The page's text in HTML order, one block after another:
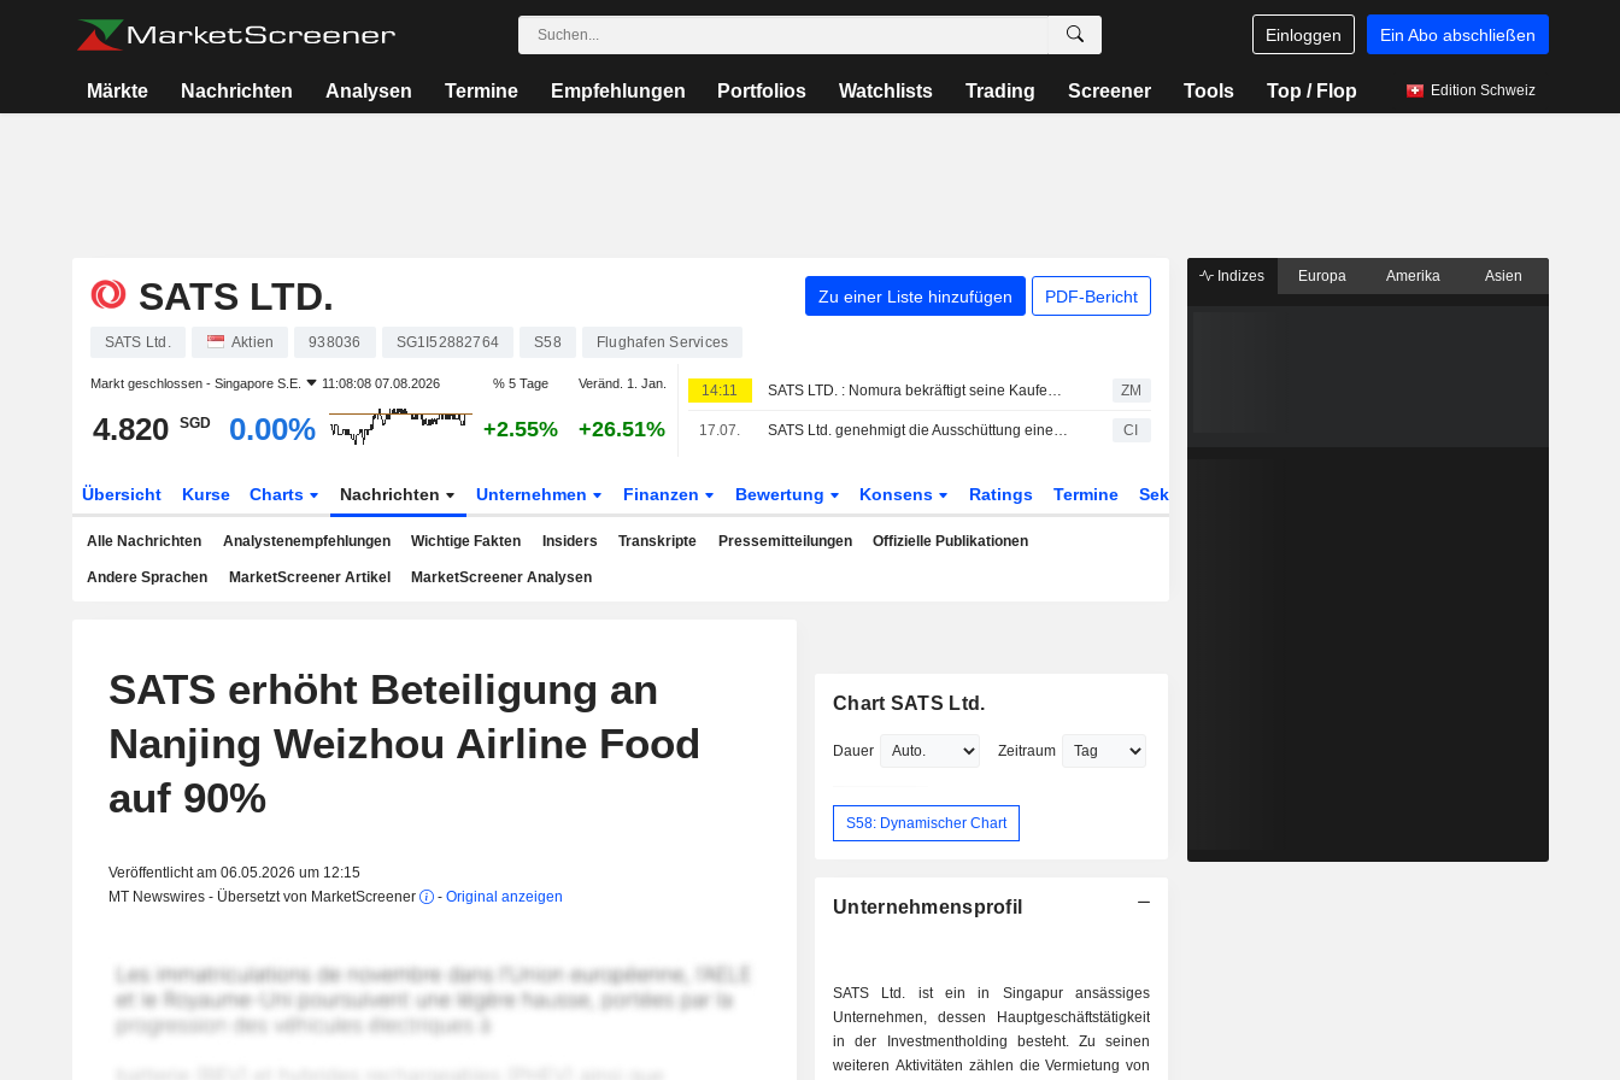
Einloggen Ein Abo abschließen
Märkte Nachrichten Analysen Termine Empfehlungen Portfolios Watchlists Trading Screener Tools Top / Flop Edition Schweiz
SATS LTD. Zu einer Liste hinzufügen PDF-Bericht
SATS Ltd. Aktien 938036 SG1I52882764 S58 Flughafen Services
Markt geschlossen - Singapore S.E. 11:08:08 07.08.2026 % 5 Tage Veränd. 1. Jan.
4.820 SGD 0.00% +2.55% +26.51%
14:11 SATS LTD. : Nomura bekräftigt seine Kaufempfehlung ZM
17.07. SATS Ltd. genehmigt die Ausschüttung einer steuerbefreiten (One-Tier) ordentlichen Schlussdividende für das am 31. März 2026 beendete Geschäftsjahr CI
Übersicht Kurse Charts Nachrichten Unternehmen Finanzen Bewertung Konsens Ratings Termine Sektor
Alle Nachrichten Analystenempfehlungen Wichtige Fakten Insiders Transkripte Pressemitteilungen Offizielle Publikationen
Andere Sprachen MarketScreener Artikel MarketScreener Analysen
SATS erhöht Beteiligung an
Nanjing Weizhou Airline Food
auf 90%
Veröffentlicht am 06.05.2026 um 12:15
MT Newswires - Übersetzt von MarketScreener
- Original anzeigen
Chart SATS Ltd.
Dauer Zeitraum
S58: Dynamischer Chart
Unternehmensprofil
SATS Ltd. ist ein in Singapur ansässiges
Unternehmen, dessen Hauptgeschäftstätigkeit
in der Investmentholding besteht. Zu seinen
weiteren Aktivitäten zählen die Vermietung von
Indizes Europa Amerika Asien